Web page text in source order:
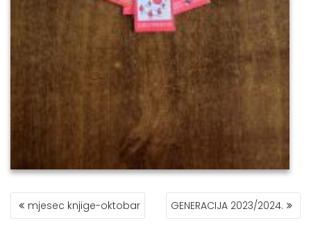
POST
NAVIGATION
mjesec knjige-oktobar GENERACIJA 2023/2024.